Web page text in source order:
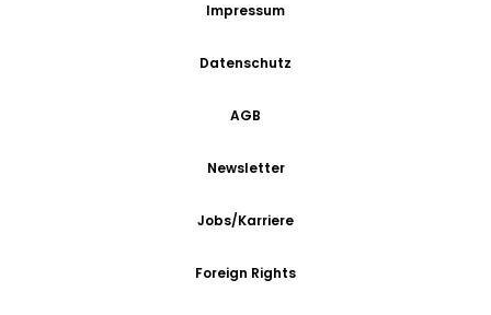
Impressum
Datenschutz
AGB
Newsletter
Jobs/Karriere
Foreign Rights